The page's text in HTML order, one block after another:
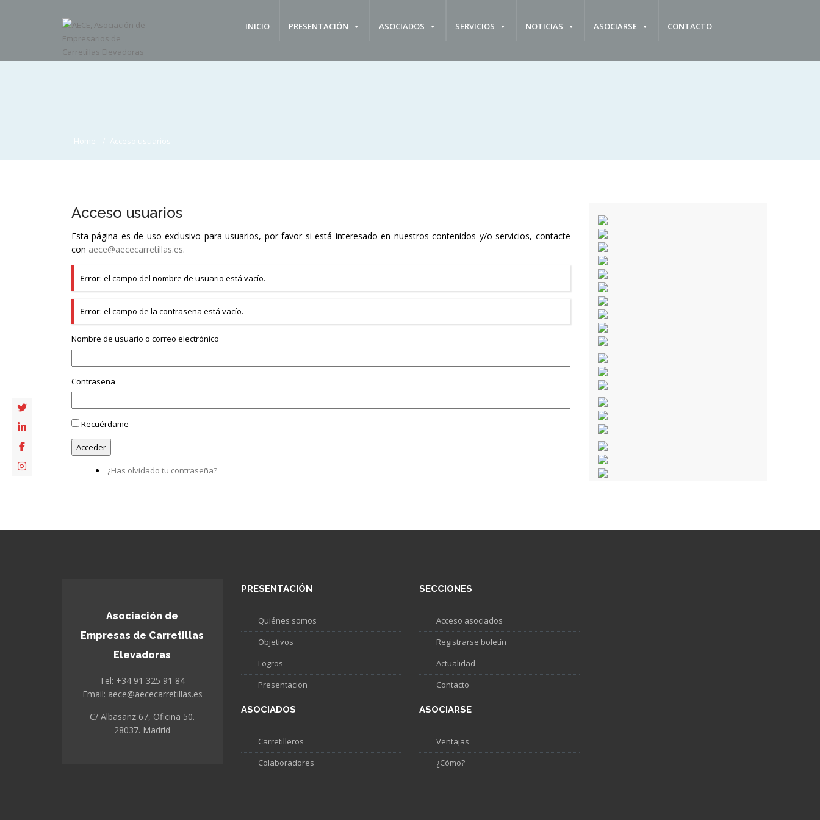
INICIO PRESENTACIÓN ASOCIADOS SERVICIOS NOTICIAS ASOCIARSE CONTACTO
Home Acceso usuarios
Acceso usuarios
Esta página es de uso exclusivo para usuarios, por favor si está interesado en nuestros contenidos y/o servicios, contacte
con aece@aececarretillas.es.
Error: el campo del nombre de usuario está vacío.
Error: el campo de la contraseña está vacío.
Nombre de usuario o correo electrónico
Contraseña
Recuérdame
¿Has olvidado tu contraseña?
Asociación de
Empresas de Carretillas
Elevadoras
Tel: +34 91 325 91 84
Email: aece@aececarretillas.es
C/ Albasanz 67, Oficina 50.
28037. Madrid
PRESENTACIÓN
Quiénes somos
Objetivos
Logros
Presentacion
ASOCIADOS
Carretilleros
Colaboradores
SECCIONES
Acceso asociados
Registrarse boletín
Actualidad
Contacto
ASOCIARSE
Ventajas
¿Cómo?